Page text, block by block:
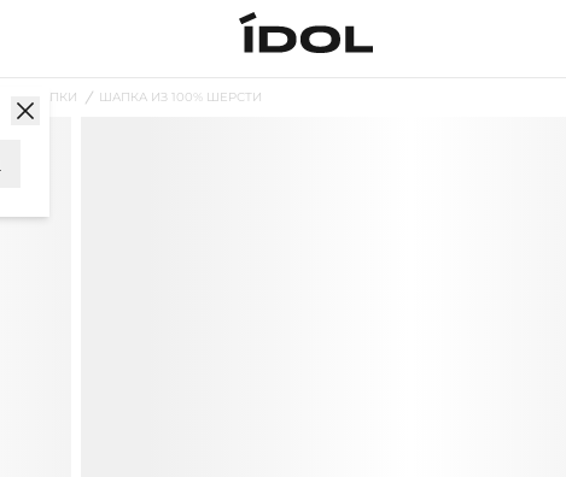
ШАПКИ ШАПКА ИЗ 100% ШЕРСТИ